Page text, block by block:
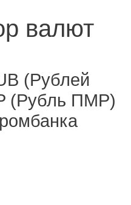
валют
(Рублей
(Рубль ПМР)